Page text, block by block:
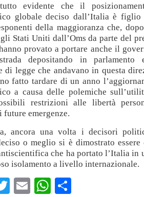
evidente che il
globale deciso dall’Italia è
della maggioranza che,
Stati Uniti dall’Oms da parte del
provato a portare anche il
depositando in parlamento
di legge che andavano in questa
fatto tardare di un anno
a causa delle polemiche
restrizioni alle libertà
future emergenze.
ancora una volta i decisori
o meglio si è dimostrato
che ha portato l’Italia in
isolamento a livello internazionale.
TwitterEmailWhatsApp